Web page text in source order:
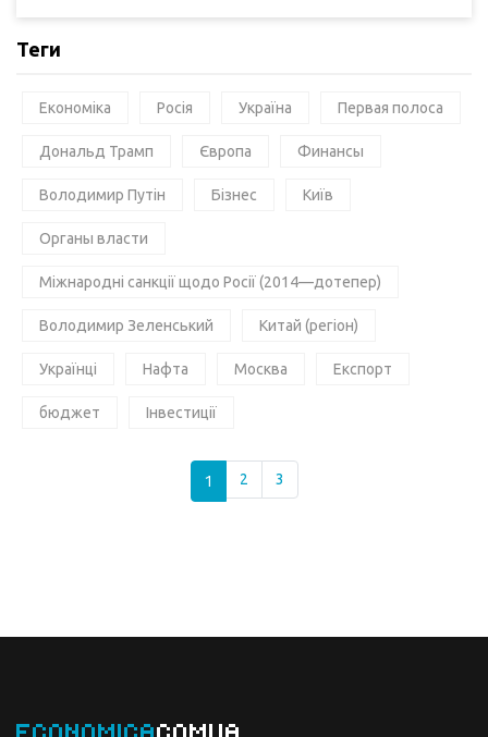
Теги
Економіка Росія Україна Первая полоса
Дональд Трамп Європа Финансы
Володимир Путін Бізнес Київ
Органы власти
Міжнародні санкції щодо Росії (2014—дотепер)
Володимир Зеленський Китай (регіон)
Українці Нафта Москва Експорт
бюджет Інвестиції
1 2 3